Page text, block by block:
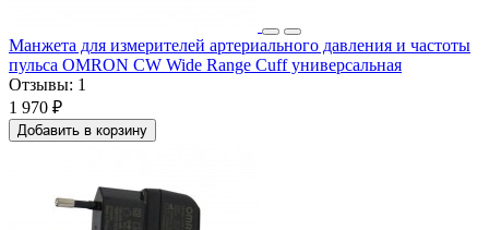
Манжета для измерителей артериального давления и частоты
пульса OMRON CW Wide Range Cuff универсальная
Отзывы: 1
1 970 ₽
Добавить в корзину